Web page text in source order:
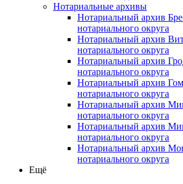
Нотариальные архивы
Нотариальный архив
нотариального округа
Нотариальный архив
нотариального округа
Нотариальный архив
нотариального округа
Нотариальный архив
нотариального округа
Нотариальный архив
нотариального округа
Нотариальный архив
нотариального округа
Нотариальный архив
нотариального округа
Ещё